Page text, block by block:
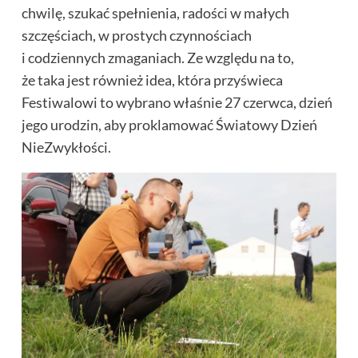
chwilę, szukać spełnienia, radości w małych
szczęściach, w prostych czynnościach
i codziennych zmaganiach. Ze względu na to,
że taka jest również idea, która przyświeca
Festiwalowi to wybrano właśnie 27 czerwca, dzień
jego urodzin, aby proklamować Światowy Dzień
NieZwykłości.